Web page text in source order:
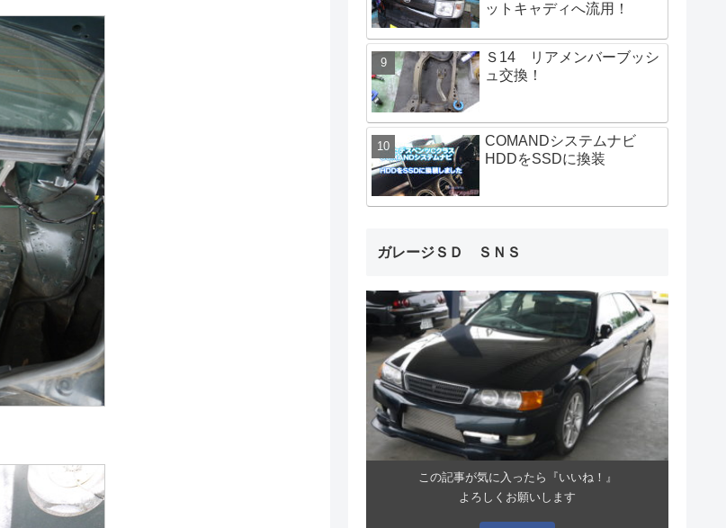
ットキャディへ流用！
Ｓ14 リアメンバーブッシ
ュ交換！
COMANDシステムナビ
HDDをSSDに換装
ガレージＳＤ ＳＮＳ
この記事が気に入ったら『いいね！』
よろしくお願いします